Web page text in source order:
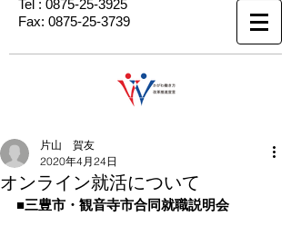
Tel : 0875-25-3925
Fax: 0875-25-3739
オンライン就活について
片山 賀友
2020年4月24日
■三豊市・観音寺市合同就職説明会